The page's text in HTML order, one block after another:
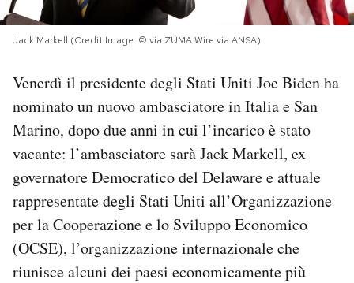
I MIEI PREFERITI
SHOP
CALENDARIO
AREA PERSONALE
Area Personale
Newsletter
Notifiche mobile
Regala il Post
Jack Markell (Credit Image: © via ZUMA Wire via ANSA)
Venerdì il presidente degli Stati Uniti Joe Biden ha
nominato un nuovo ambasciatore in Italia e San
Marino, dopo due anni in cui l’incarico è stato
vacante: l’ambasciatore sarà Jack Markell, ex
governatore Democratico del Delaware e attuale
rappresentate degli Stati Uniti all’Organizzazione
per la Cooperazione e lo Sviluppo Economico
(OCSE), l’organizzazione internazionale che
riunisce alcuni dei paesi economicamente più